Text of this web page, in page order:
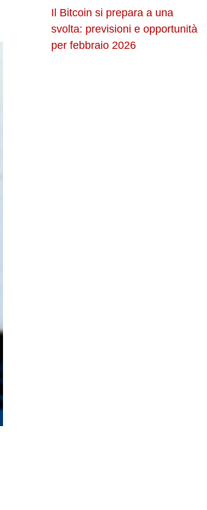
Il Bitcoin si prepara a una
svolta: previsioni e opportunità
per febbraio 2026